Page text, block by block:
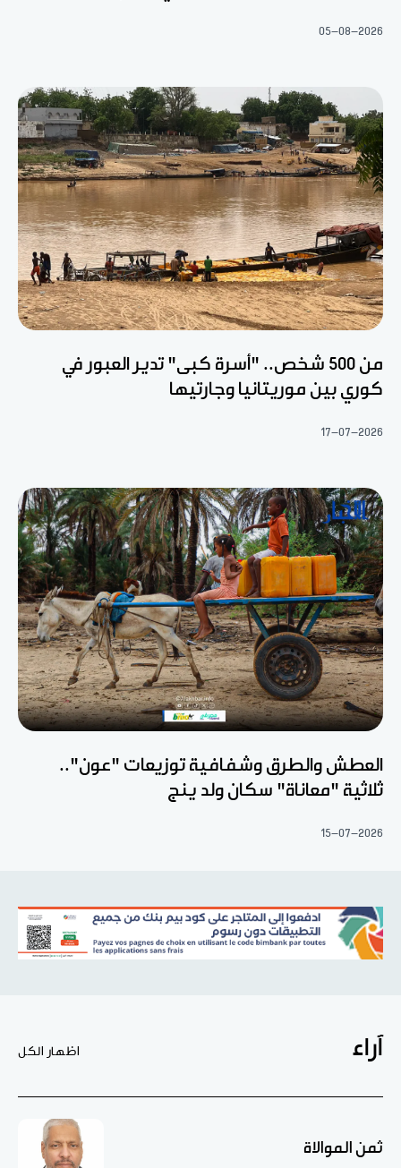
05-08-2026
من 500 شخص.. "أسرة كبى" تدير العبور في
كوري بين موريتانيا وجارتيها
17-07-2026
العطش والطرق وشفافية توزيعات "عون"..
ثلاثية "معاناة" سكان ولد ينج
15-07-2026
آراء اظهار الكل
ثمن الموالاة